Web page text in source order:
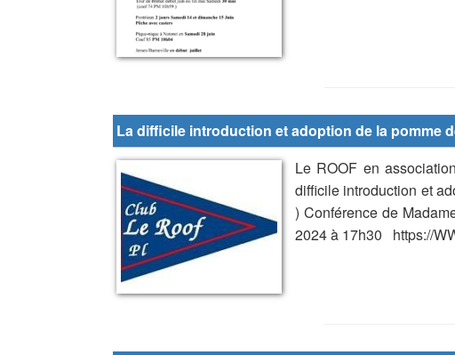
La difficile introduction et adoption de la pomme
Le ROOF en
difficile introduction et
) Conférence de
2024 à 17h30 https://